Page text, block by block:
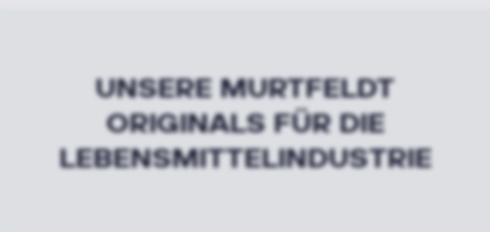
UNSERE MURTFELDT
ORIGINALS FÜR DIE
LEBENSMITTELINDUSTRIE